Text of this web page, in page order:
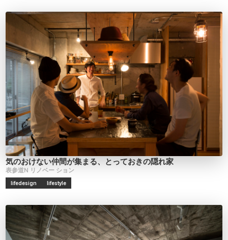
気のおけない仲間が集まる、とっておきの隠れ家
表参道N リノベー ション
lifedesign lifestyle